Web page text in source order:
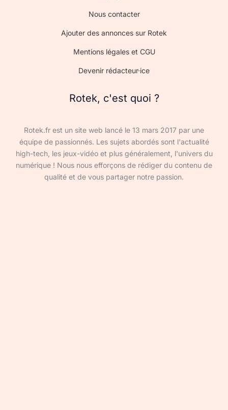
Nous contacter
Ajouter des annonces sur Rotek
Mentions légales et CGU
Devenir rédacteur·ice
Rotek, c'est quoi ?
Rotek.fr est un site web lancé le 13 mars 2017 par une
équipe de passionnés. Les sujets abordés sont l'actualité
high-tech, les jeux-vidéo et plus généralement, l'univers du
numérique ! Nous nous efforçons de rédiger du contenu de
qualité et de vous partager notre passion.